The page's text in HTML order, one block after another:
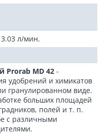
3.03 л/мин.
Prorab MD 42 -
удобрений и химикатов
гранулированном виде.
больших площадей
полей и т. п.
с различными